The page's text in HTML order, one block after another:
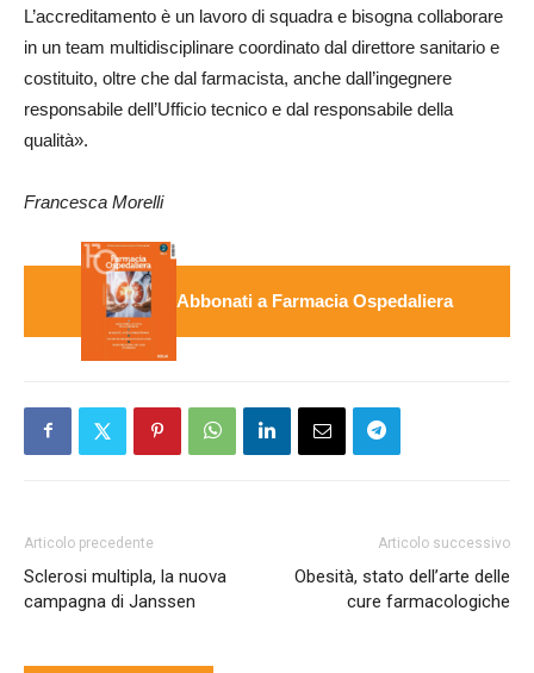
L’accreditamento è un lavoro di squadra e bisogna collaborare
in un team multidisciplinare coordinato dal direttore sanitario e
costituito, oltre che dal farmacista, anche dall’ingegnere
responsabile dell’Ufficio tecnico e dal responsabile della
qualità».
Francesca Morelli
Abbonati a Farmacia Ospedaliera
Articolo precedente
Sclerosi multipla, la nuova
campagna di Janssen
Articolo successivo
Obesità, stato dell’arte delle
cure farmacologiche